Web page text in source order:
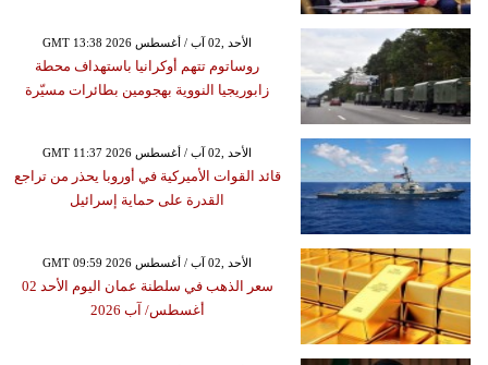
GMT 13:38 2026 الأحد ,02 آب / أغسطس
روساتوم تتهم أوكرانيا باستهداف محطة
زابوريجيا النووية بهجومين بطائرات مسيّرة
GMT 11:37 2026 الأحد ,02 آب / أغسطس
قائد القوات الأميركية في أوروبا يحذر من تراجع
القدرة على حماية إسرائيل
GMT 09:59 2026 الأحد ,02 آب / أغسطس
سعر الذهب في سلطنة عمان اليوم الأحد 02
أغسطس/ آب 2026